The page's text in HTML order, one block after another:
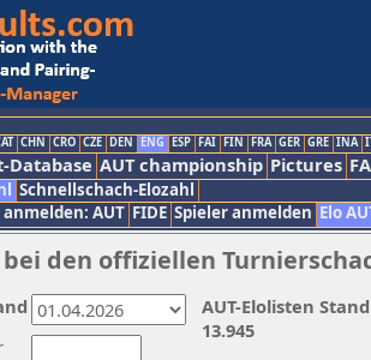
CHN CRO CZE DEN ENG ESP FAI FIN FRA GER GRE INA
Database AUT championship Pictures
Schnellschach-Elozahl
AUT FIDE Spieler anmelden Elo
den offiziellen
AUT-Elolisten
13.945